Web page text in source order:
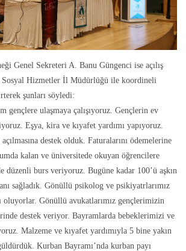
Genel Sekreteri A. Banu Güngenci ise açılış
Sosyal Hizmetler İl Müdürlüğü ile koordineli
şunları söyledi:
gençlere ulaşmaya çalışıyoruz. Gençlerin ev
Eşya, kira ve kıyafet yardımı yapıyoruz.
destek olduk. Faturalarını ödemelerine
kalan ve üniversitede okuyan öğrencilere
düzenli burs veriyoruz. Bugüne kadar 100’ü aşkın
sağladık. Gönüllü psikolog ve psikiyatrlarımız
oluyorlar. Gönüllü avukatlarımız gençlerimizin
destek veriyor. Bayramlarda bebeklerimizi ve
Malzeme ve kıyafet yardımıyla 5 bine yakın
Kurban Bayramı’nda kurban payı